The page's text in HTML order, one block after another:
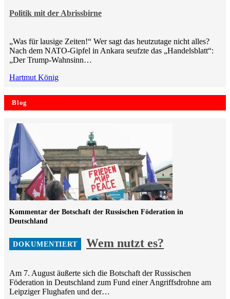
Politik mit der Abrissbirne
„Was für lausige Zeiten!“ Wer sagt das heutzutage nicht alles?
Nach dem NATO-Gipfel in Ankara seufzte das „Handelsblatt“:
„Der Trump-Wahnsinn…
Hartmut König
Blog
Wem nutzt es?
Kommentar der Botschaft der Russischen Föderation in
Deutschland
Am 7. August äußerte sich die Botschaft der Russischen
Föderation in Deutschland zum Fund einer Angriffsdrohne am
Leipziger Flughafen und der…